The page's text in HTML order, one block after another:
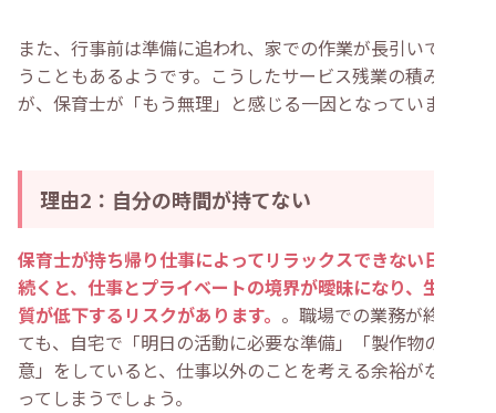
また、行事前は準備に追われ、家での作業が長引いてしま
うこともあるようです。こうしたサービス残業の積み重ね
が、保育士が「もう無理」と感じる一因となっています。
理由2：自分の時間が持てない
保育士が持ち帰り仕事によってリラックスできない日々が
続くと、仕事とプライベートの境界が曖昧になり、生活の
質が低下するリスクがあります。 。職場での業務が終わっ
ても、自宅で「明日の活動に必要な準備」「製作物の用
意」をしていると、仕事以外のことを考える余裕がなくな
ってしまうでしょう。